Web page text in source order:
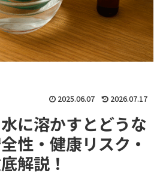
2025.06.07 2026.07.17
に溶かすとどうな
性・健康リスク・
解説！